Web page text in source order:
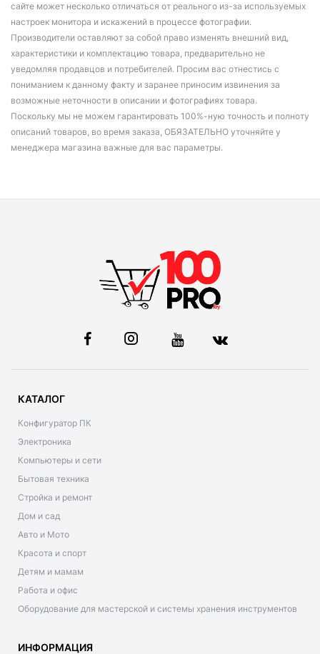
сайте может несколько отличаться от реального из-за используемых
настроек монитора и искажений в процессе фотографии.
Производители оставляют за собой право изменять внешний вид,
характеристики и комплектацию товара, предварительно не
уведомляя продавцов и потребителей. Просим вас отнестись с
пониманием к данному факту и заранее приносим извинения за
возможные неточности в описании и фотографиях товара.
Поскольку мы не можем гарантировать 100%-ную точность и полноту
описаний товаров, во время заказа, ОБЯЗАТЕЛЬНО уточняйте у
менеджера магазина важные для вас параметры.
КАТАЛОГ
Конфигуратор ПК
Электроника
Компьютеры и сети
Бытовая техника
Стройка и ремонт
Дом и сад
Авто и Мото
Красота и спорт
Детям и мамам
Работа и офис
Оборудование для мастерской и системы хранения инструментов
ИНФОРМАЦИЯ